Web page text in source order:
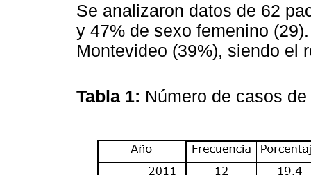
Se analizaron datos de 62
y 47% de sexo femenino
Montevideo (39%), siendo el
Tabla 1: Número de casos